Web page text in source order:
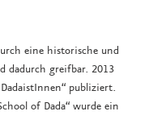
eine historische und
dadurch greifbar. 2013
publiziert.
of Dada“ wurde ein